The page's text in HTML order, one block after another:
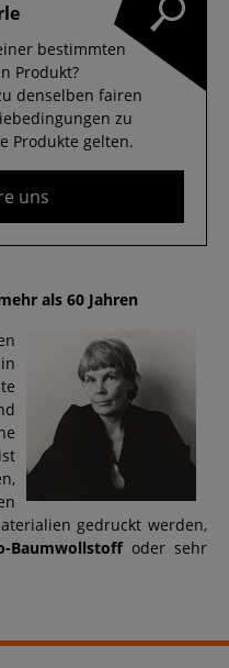
bestimmten
Produkt?
denselben fairen
zu
Produkte gelten.
uns
als 60 Jahren
ist
gedruckt werden,
Baumwollstoffoder sehr